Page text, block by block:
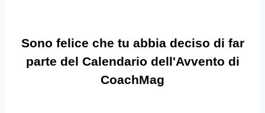
Sono felice che tu abbia deciso di far
parte del Calendario dell'Avvento di
CoachMag